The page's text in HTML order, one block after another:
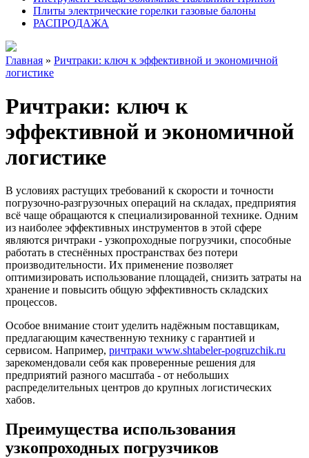
Плиты электрические горелки газовые балоны
РАСПРОДАЖА
Главная » Ричтраки: ключ к эффективной и экономичной
логистике
Ричтраки: ключ к
эффективной и экономичной
логистике
В условиях растущих требований к скорости и точности
погрузочно-разгрузочных операций на складах, предприятия
всё чаще обращаются к специализированной технике. Одним
из наиболее эффективных инструментов в этой сфере
являются ричтраки - узкопроходные погрузчики, способные
работать в стеснённых пространствах без потери
производительности. Их применение позволяет
оптимизировать использование площадей, снизить затраты на
хранение и повысить общую эффективность складских
процессов.
Особое внимание стоит уделить надёжным поставщикам,
предлагающим качественную технику с гарантией и
сервисом. Например, ричтраки www.shtabeler-pogruzchik.ru
зарекомендовали себя как проверенные решения для
предприятий разного масштаба - от небольших
распределительных центров до крупных логистических
хабов.
Преимущества использования
узкопроходных погрузчиков